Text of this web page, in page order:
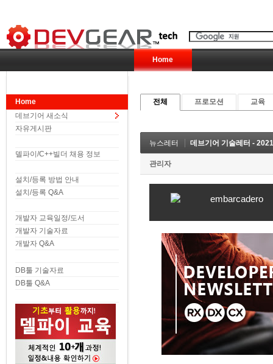
Home
Home
데브기어 새소식
자유게시판
델파이/C++빌더 채용 정보
설치/등록 방법 안내
설치/등록 Q&A
개발자 교육일정/도서
개발자 기술자료
개발자 Q&A
DB툴 기술자료
DB툴 Q&A
전체 프로모션 교육
뉴스레터 데브기어 기술레터 -
관리자